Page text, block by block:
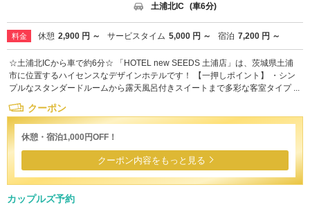
土浦北IC (車6分)
料金 休憩 2,900 円 ～ サービスタイム 5,000 円 ～ 宿泊 7,200 円 ～
☆土浦北ICから車で約6分☆ 「HOTEL new SEEDS 土浦店」は、茨城県土浦
市に位置するハイセンスなデザインホテルです！ 【一押しポイント】 ・シン
プルなスタンダードルームから露天風呂付きスイートまで多彩な客室タイプ ...
クーポン
休憩・宿泊1,000円OFF！
クーポン内容をもっと見る
カップルズ予約